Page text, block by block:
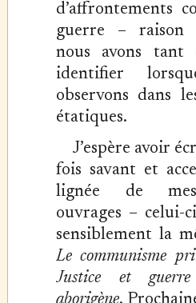
d’affrontements
guerre – raison
nous avons
identifier
observons dans
étatiques.
J’espère avoir
fois savant et
lignée de mes
ouvrages – celui-
sensiblement la
Le communisme
Justice et